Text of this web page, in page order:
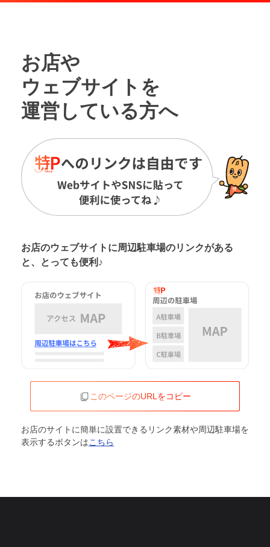
お店や
ウェブサイトを
運営している方へ
お店のウェブサイトに周辺駐車場のリンクがある
と、とっても便利♪
このページのURLをコピー
お店のサイトに簡単に設置できるリンク素材や周辺駐車場を
表示するボタンはこちら